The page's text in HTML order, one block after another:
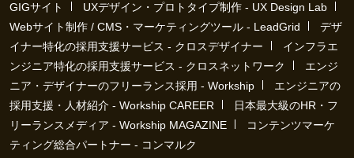
GIGサイト
UXデザイン・プロトタイプ制作 - UX Design Lab
Webサイト制作 / CMS・マーケティングツール - LeadGrid
デザ
イナー特化の採用支援サービス - クロスデザイナー
インフラエ
ンジニア特化の採用支援サービス - クロスネットワーク
エンジ
ニア・デザイナーのフリーランス採用 - Workship
エンジニアの
採用支援・人材紹介 - Workship CAREER
日本最大級のHR・フ
リーランスメディア - Workship MAGAZINE
コンテンツマーケ
ティング総合パートナー - コンマルク